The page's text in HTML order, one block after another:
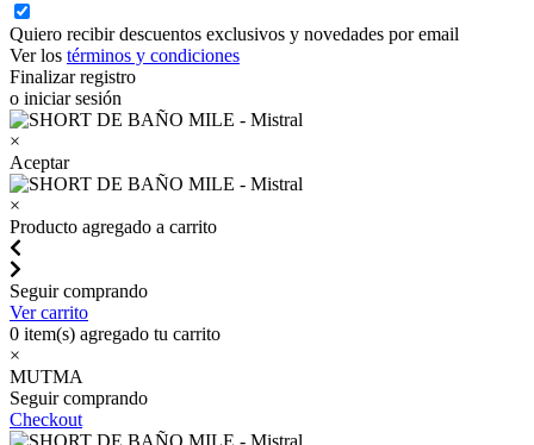
Quiero recibir descuentos exclusivos y novedades por email
Ver los términos y condiciones
Finalizar registro
o iniciar sesión
×
Aceptar
×
Producto agregado a carrito
Seguir comprando
Ver carrito
0 item(s) agregado tu carrito
×
MUTMA
Seguir comprando
Checkout